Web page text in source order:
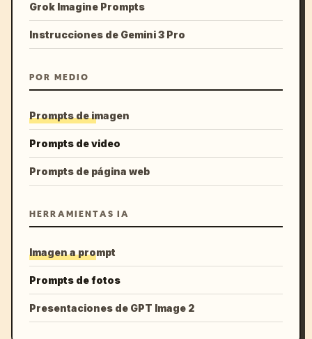
Grok Imagine Prompts
Instrucciones de Gemini 3 Pro
POR MEDIO
Prompts de imagen
Prompts de video
Prompts de página web
HERRAMIENTAS IA
Imagen a prompt
Prompts de fotos
Presentaciones de GPT Image 2